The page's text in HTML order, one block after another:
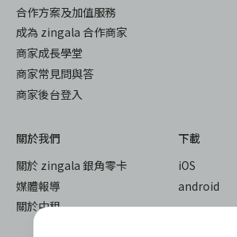
合作方案及加值服務
成為 zingala 合作商家
商家成長學堂
商家常見問與答
商家後台登入
關於我們
關於 zingala 銀角零卡
媒體報導
關於中租
下載
iOS
android